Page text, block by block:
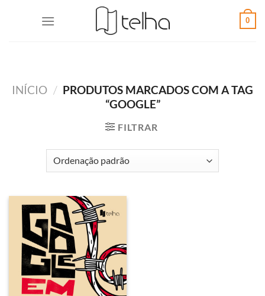
0
INÍCIO / PRODUTOS MARCADOS COM A TAG
“GOOGLE”
FILTRAR